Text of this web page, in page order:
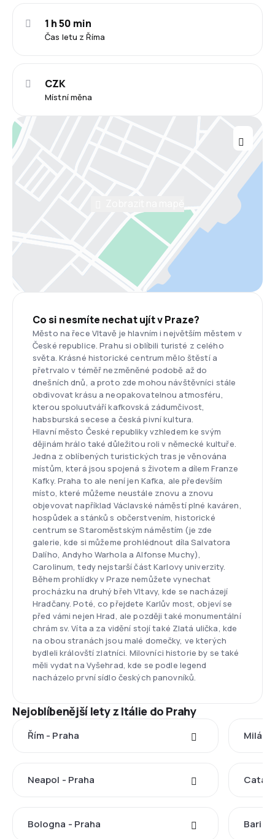
Čas letu z Říma
1 h 50 min
Místní měna
CZK
Co si nesmíte nechat ujít v Praze?
Město na řece Vltavě je hlavním i největším městem v
České republice. Prahu si oblíbili turisté z celého
světa. Krásné historické centrum mělo štěstí a
přetrvalo v téměř nezměněné podobě až do
dnešních dnů, a proto zde mohou návštěvníci stále
obdivovat krásu a neopakovatelnou atmosféru,
kterou spoluutváří kafkovská zádumčivost,
habsburská secese a česká pivní kultura.
Hlavní město České republiky vzhledem ke svým
dějinám hrálo také důležitou roli v německé kultuře.
Jedna z oblíbených turistických tras je věnována
místům, která jsou spojená s životem a dílem Franze
Kafky. Praha to ale není jen Kafka, ale především
místo, které můžeme neustále znovu a znovu
objevovat například Václavské náměstí plné kaváren,
hospůdek a stánků s občerstvením, historické
centrum se Staroměstským náměstím (je zde
galerie, kde si můžeme prohlédnout díla Salvatora
Dalího, Andyho Warhola a Alfonse Muchy),
Carolinum, tedy nejstarší část Karlovy univerzity.
Během prohlídky v Praze nemůžete vynechat
procházku na druhý břeh Vltavy, kde se nacházejí
Hradčany. Poté, co přejdete Karlův most, objeví se
před vámi nejen Hrad, ale později také monumentální
chrám sv. Víta a za vidění stojí také Zlatá ulička, kde
na obou stranách jsou malé domečky, ve kterých
bydleli královští zlatníci. Milovníci historie by se také
měli vydat na Vyšehrad, kde se podle legend
nacházelo první sídlo českých panovníků.
Nejoblíbenější lety z Itálie do Prahy
Řím - Praha Milán
Neapol - Praha
Bologna - Praha Bari -